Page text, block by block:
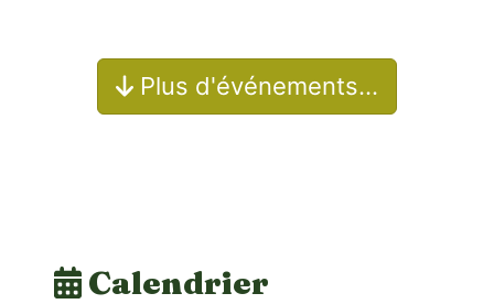
Plus d'événements…
Calendrier